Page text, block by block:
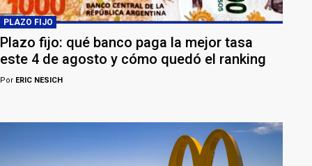
PLAZO FIJO
Plazo fijo: qué banco paga la mejor tasa
este 4 de agosto y cómo quedó el ranking
Por ERIC NESICH